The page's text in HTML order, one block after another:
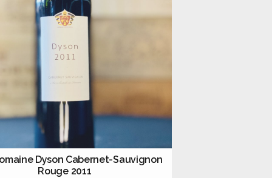
Dyson Cabernet-Sauvignon
Rouge 2011